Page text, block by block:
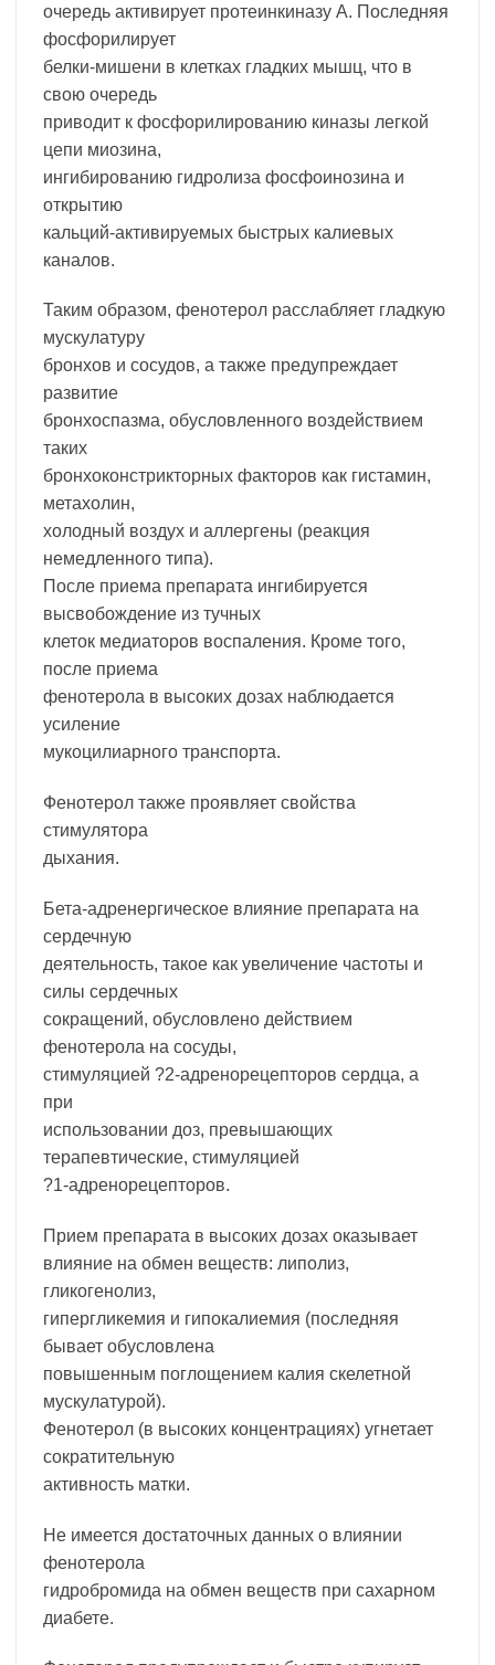
очередь активирует протеинкиназу А. Последняя
фосфорилирует
белки-мишени в клетках гладких мышц, что в
свою очередь
приводит к фосфорилированию киназы легкой
цепи миозина,
ингибированию гидролиза фосфоинозина и
открытию
кальций-активируемых быстрых калиевых
каналов.
Таким образом, фенотерол расслабляет гладкую
мускулатуру
бронхов и сосудов, а также предупреждает
развитие
бронхоспазма, обусловленного воздействием
таких
бронхоконстрикторных факторов как гистамин,
метахолин,
холодный воздух и аллергены (реакция
немедленного типа).
После приема препарата ингибируется
высвобождение из тучных
клеток медиаторов воспаления. Кроме того,
после приема
фенотерола в высоких дозах наблюдается
усиление
мукоцилиарного транспорта.
Фенотерол также проявляет свойства
стимулятора
дыхания.
Бета-адренергическое влияние препарата на
сердечную
деятельность, такое как увеличение частоты и
силы сердечных
сокращений, обусловлено действием
фенотерола на сосуды,
стимуляцией ?2-адренорецепторов сердца, а
при
использовании доз, превышающих
терапевтические, стимуляцией
?1-адренорецепторов.
Прием препарата в высоких дозах оказывает
влияние на обмен веществ: липолиз,
гликогенолиз,
гипергликемия и гипокалиемия (последняя
бывает обусловлена
повышенным поглощением калия скелетной
мускулатурой).
Фенотерол (в высоких концентрациях) угнетает
сократительную
активность матки.
Не имеется достаточных данных о влиянии
фенотерола
гидробромида на обмен веществ при сахарном
диабете.